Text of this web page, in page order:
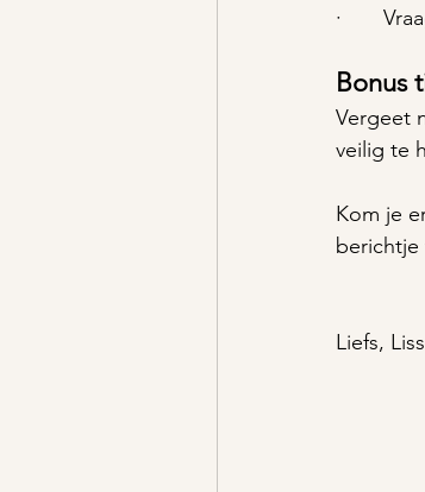
·
Bonus
Vergeet
veilig te
Kom je
berichtje
Liefs, Liss